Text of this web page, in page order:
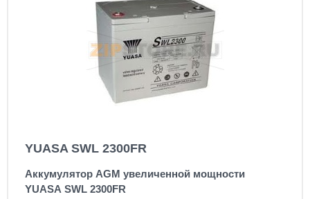
YUASA SWL 2300FR
Аккумулятор AGM увеличенной мощности
YUASA SWL 2300FR